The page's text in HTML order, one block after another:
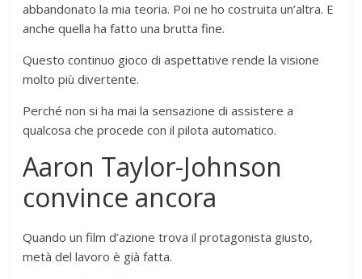
abbandonato la mia teoria. Poi ne ho costruita un’altra. E
anche quella ha fatto una brutta fine.
Questo continuo gioco di aspettative rende la visione
molto più divertente.
Perché non si ha mai la sensazione di assistere a
qualcosa che procede con il pilota automatico.
Aaron Taylor-Johnson
convince ancora
Quando un film d’azione trova il protagonista giusto,
metà del lavoro è già fatta.